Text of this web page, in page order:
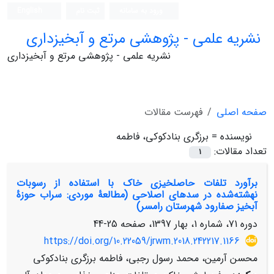
نشریه علمی - پژوهشی مرتع و آبخیزداری
نشریه علمی - پژوهشی مرتع و آبخیزداری
صفحه اصلی
فهرست مقالات
نویسنده = برزگری بنادکوکی، فاطمه
تعداد مقالات:
1
برآورد تلفات حاصلخیزی خاک با استفاده از رسوبات
نهشته‌شده در سدهای اصلاحی (مطالعۀ موردی: سراب حوزۀ
آبخیز صفارود شهرستان رامسر)
دوره 71، شماره 1، بهار 1397، صفحه
25-44
https://doi.org/10.22059/jrwm.2018.242217.1166
محسن آرمین، محمد رسول رجبی، فاطمه برزگری بنادکوکی